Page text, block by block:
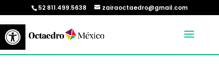
Abrir barra de herramientas
52 811.499.5638 zairaoctaedro@gmail.com